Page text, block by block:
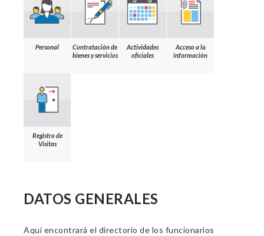
Personal
Contratación de
bienes y servicios
Actividades
oficiales
Acceso a la
información
Registro de
Visitas
DATOS GENERALES
Aquí encontrará el directorio de los funcionarios